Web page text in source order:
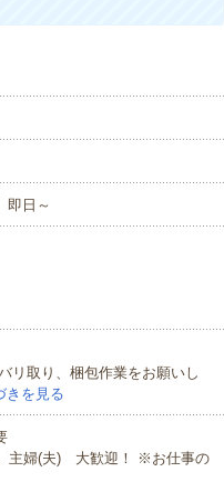
即日～
リ取り、梱包作業をお願いし
きを見る
、主婦(夫) 大歓迎！ ※お仕事の